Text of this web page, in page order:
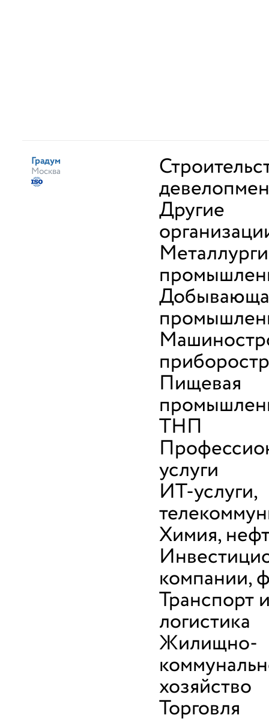
Градум
Москва
Другие
Пищевая
ТНП
услуги
ИТ-услуги,
Химия,
компании,
Транспорт
логистика
Жилищно-
хозяйство
Торговля